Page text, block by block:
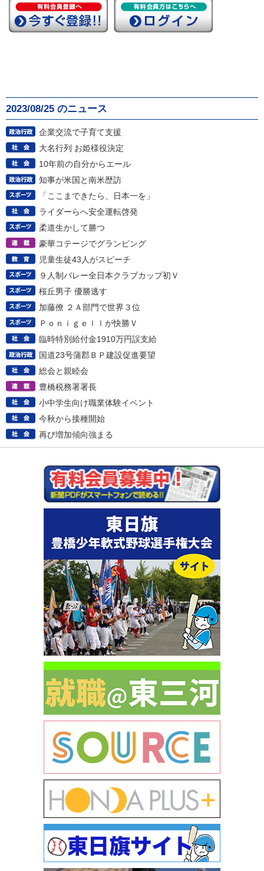
2023/08/25 のニュース
企業交流で子育て支援
大名行列 お姫様役決定
10年前の自分からエール
知事が米国と南米歴訪
「ここまできたら、日本一を」
ライダーらへ安全運転啓発
柔道生かして勝つ
豪華コテージでグランピング
児童生徒43人がスピーチ
９人制バレー全日本クラブカップ初Ｖ
桜丘男子 優勝逃す
加藤僚 ２Ａ部門で世界３位
Ｐｏｎｉｇｅｌｌが快勝Ｖ
臨時特別給付金1910万円誤支給
国道23号蒲郡ＢＰ建設促進要望
総会と親睦会
豊橋税務署署長
小中学生向け職業体験イベント
今秋から接種開始
再び増加傾向強まる